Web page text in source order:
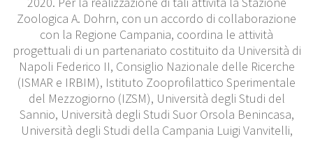
Zoologica A. Dohrn, con un accordo di collaborazione
con la Regione Campania, coordina le attività
progettuali di un partenariato costituito da Università di
Napoli Federico II, Consiglio Nazionale delle Ricerche
(ISMAR e IRBIM), Istituto Zooprofilattico Sperimentale
del Mezzogiorno (IZSM), Università degli Studi del
Sannio, Università degli Studi Suor Orsola Benincasa,
Università degli Studi della Campania Luigi Vanvitelli,